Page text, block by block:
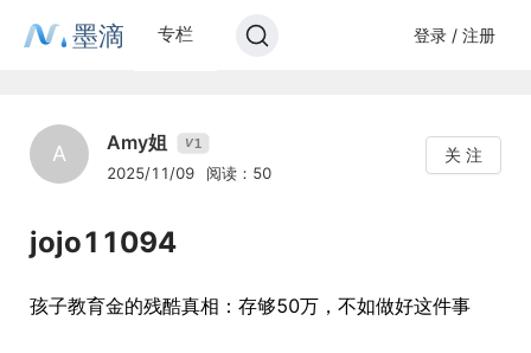
墨滴 专栏 登录 / 注册
A Amy姐 V1
2025/11/09 阅读：50
关 注
jojo11094
孩子教育金的残酷真相：存够50万，不如做好这件事